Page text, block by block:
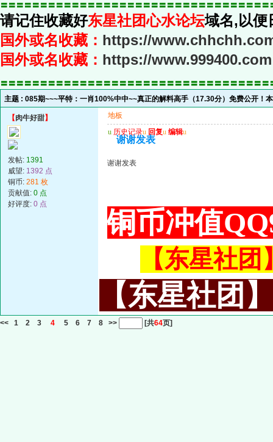
〓〓〓〓〓〓〓〓〓〓〓〓〓〓〓〓〓〓〓〓〓〓〓〓〓〓〓〓〓〓〓〓〓〓
请记住收藏好东星社团心水论坛域名,以便
国外或名收藏： https://
国外或名收藏： https://www.999400.com
〓〓〓〓〓〓〓〓〓〓〓〓〓〓〓〓〓〓〓〓〓〓〓〓〓〓〓〓〓〓〓〓〓〓
主题 : 085期~~~平特：一肖100%中中~~真正的解料高手（17.30分）免费公开！
【肉牛好甜】
发帖: 1391
威望: 1392 点
铜币: 281 枚
贡献值: 0 点
好评度: 0 点
地板
u 历史记录u 回复u 编辑u
谢谢发表
谢谢发表
铜币冲值
【东星社
【东星社团
<< 1 2 3 4 5 6 7 8 >> [共64页]